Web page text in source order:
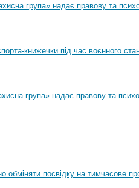
група» надає правову та
книжечки під час воєнного
група» надає правову та
обміняти посвідку на тимчасове